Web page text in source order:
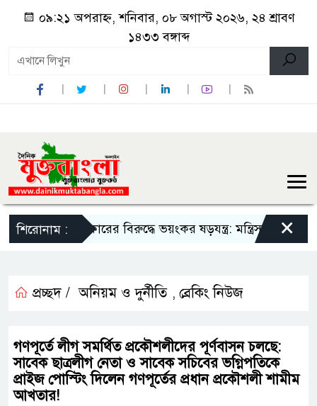
০৯:২১ অপরাহ্ন, শনিবার, ০৮ অগাস্ট ২০২৬, ২৪ শ্রাবণ
১৪৩৩ বঙ্গাব্দ
শিরোনাম :সরকারের বিরুদ্ধে ভয়ংকর ষড়যন্ত্র: মন্ত্রিসভা থেকে বাদ×
প্রচ্ছদ / অনিয়ম ও দুর্নীতি , ব্রেকিং নিউজ
গণপূর্তে লীগ সমর্থিত প্রকৌশলীদের পূর্ণবাসন চলছে:
সাবেক ছাত্রলীগ নেতা ও সাবেক সচিবের ভগ্নিপতিকে
প্রাইজ পোস্টিং দিলেন গণপূর্তের প্রধান প্রকৌশলী শামীম
আখতার!